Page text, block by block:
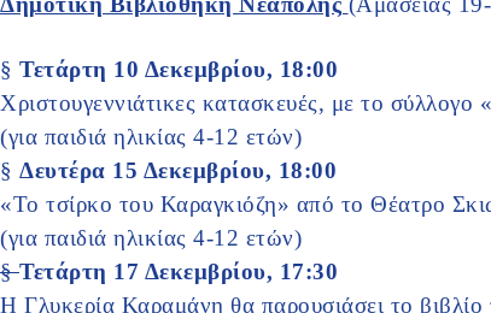
§ Τετάρτη 10 Δεκεμβρίου, 18:00
Χριστουγεννιάτικες κατασκευές, με το σύλλογο
(για παιδιά ηλικίας 4-12 ετών)
§ Δευτέρα 15 Δεκεμβρίου, 18:00
«Το τσίρκο του Καραγκιόζη» από το Θέατρο
(για παιδιά ηλικίας 4-12 ετών)
§Τετάρτη 17 Δεκεμβρίου, 17:30
Η Γλυκερία Καραμάνη θα παρουσιάσει το